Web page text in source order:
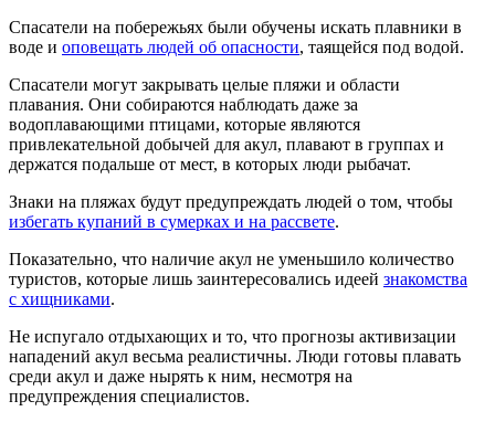
Спасатели на побережьях были обучены искать плавники в
воде и оповещать людей об опасности, таящейся под водой.
Спасатели могут закрывать целые пляжи и области
плавания. Они собираются наблюдать даже за
водоплавающими птицами, которые являются
привлекательной добычей для акул, плавают в группах и
держатся подальше от мест, в которых люди рыбачат.
Знаки на пляжах будут предупреждать людей о том, чтобы
избегать купаний в сумерках и на рассвете.
Показательно, что наличие акул не уменьшило количество
туристов, которые лишь заинтересовались идеей знакомства
с хищниками.
Не испугало отдыхающих и то, что прогнозы активизации
нападений акул весьма реалистичны. Люди готовы плавать
среди акул и даже нырять к ним, несмотря на
предупреждения специалистов.